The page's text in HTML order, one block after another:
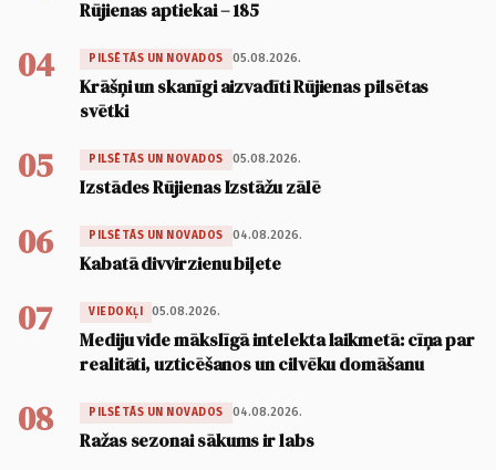
Rūjienas aptiekai – 185
04 PILSĒTĀS UN NOVADOS 05.08.2026.
Krāšņi un skanīgi aizvadīti Rūjienas pilsētas
svētki
05 PILSĒTĀS UN NOVADOS 05.08.2026.
Izstādes Rūjienas Izstāžu zālē
06 PILSĒTĀS UN NOVADOS 04.08.2026.
Kabatā divvirzienu biļete
07 VIEDOKĻI 05.08.2026.
Mediju vide mākslīgā intelekta laikmetā: cīņa par
realitāti, uzticēšanos un cilvēku domāšanu
08 PILSĒTĀS UN NOVADOS 04.08.2026.
Ražas sezonai sākums ir labs